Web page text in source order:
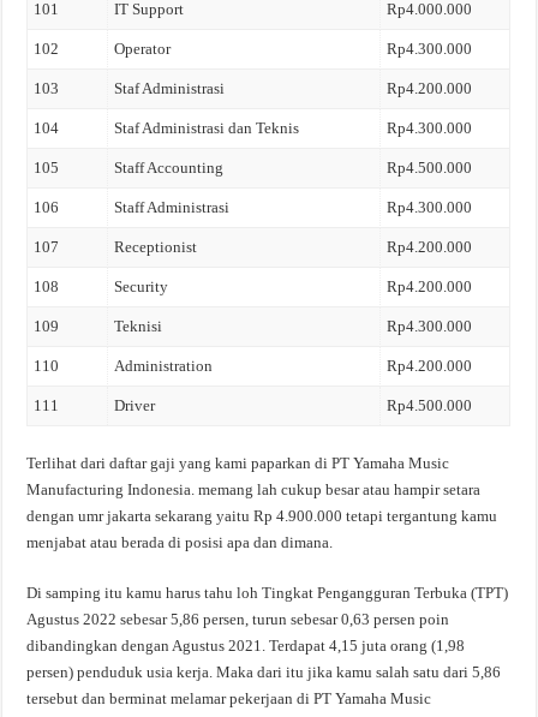
101 IT Support Rp4.000.000
102 Operator Rp4.300.000
103 Staf Administrasi Rp4.200.000
104 Staf Administrasi dan Teknis Rp4.300.000
105 Staff Accounting Rp4.500.000
106 Staff Administrasi Rp4.300.000
107 Receptionist Rp4.200.000
108 Security Rp4.200.000
109 Teknisi Rp4.300.000
110 Administration Rp4.200.000
111 Driver Rp4.500.000
Terlihat dari daftar gaji yang kami paparkan di PT Yamaha Music
Manufacturing Indonesia. memang lah cukup besar atau hampir setara
dengan umr jakarta sekarang yaitu Rp 4.900.000 tetapi tergantung kamu
menjabat atau berada di posisi apa dan dimana.
Di samping itu kamu harus tahu loh Tingkat Pengangguran Terbuka (TPT)
Agustus 2022 sebesar 5,86 persen, turun sebesar 0,63 persen poin
dibandingkan dengan Agustus 2021. Terdapat 4,15 juta orang (1,98
persen) penduduk usia kerja. Maka dari itu jika kamu salah satu dari 5,86
tersebut dan berminat melamar pekerjaan di PT Yamaha Music